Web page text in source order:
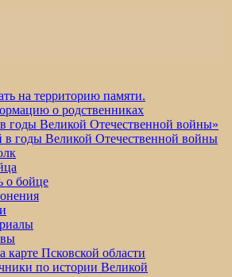
на территорию памяти.
о родственниках
годы Великой Отечественной войны»
в годы Великой Отечественной войны
о бойце
карте Псковской области
по истории Великой